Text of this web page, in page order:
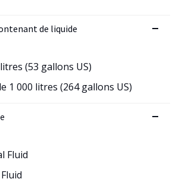
de liquide
(53 gallons US)
1 000 litres (264 gallons US)
Fluid